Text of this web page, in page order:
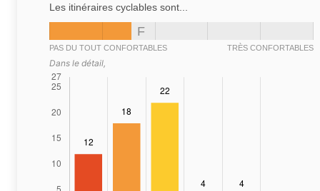
Les itinéraires cyclables sont...
F
PAS DU TOUT CONFORTABLES TRÈS CONFORTABLES
Dans le détail,